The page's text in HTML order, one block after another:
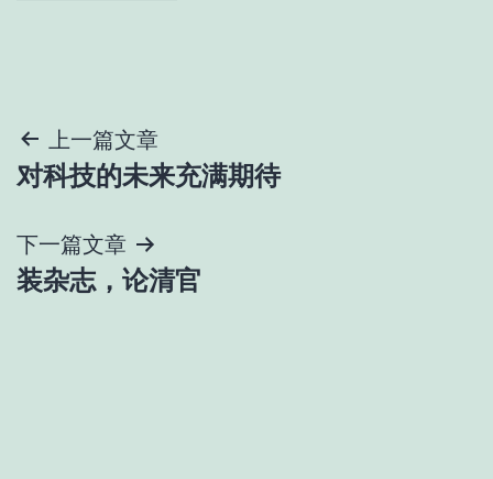
文
章
导
航
上一篇文章
对科技的未来充满期待
下一篇文章
装杂志，论清官